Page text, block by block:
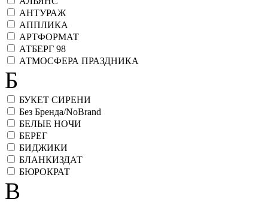
АНТУРАЖ
АППЛИКА
АРТФОРМАТ
АТБЕРГ 98
АТМОСФЕРА ПРАЗДНИКА
Б
БУКЕТ СИРЕНИ
Без Бренда/NoBrand
БЕЛЫЕ НОЧИ
БЕРЕГ
БИДЖИКИ
БЛАНКИЗДАТ
БЮРОКРАТ
В